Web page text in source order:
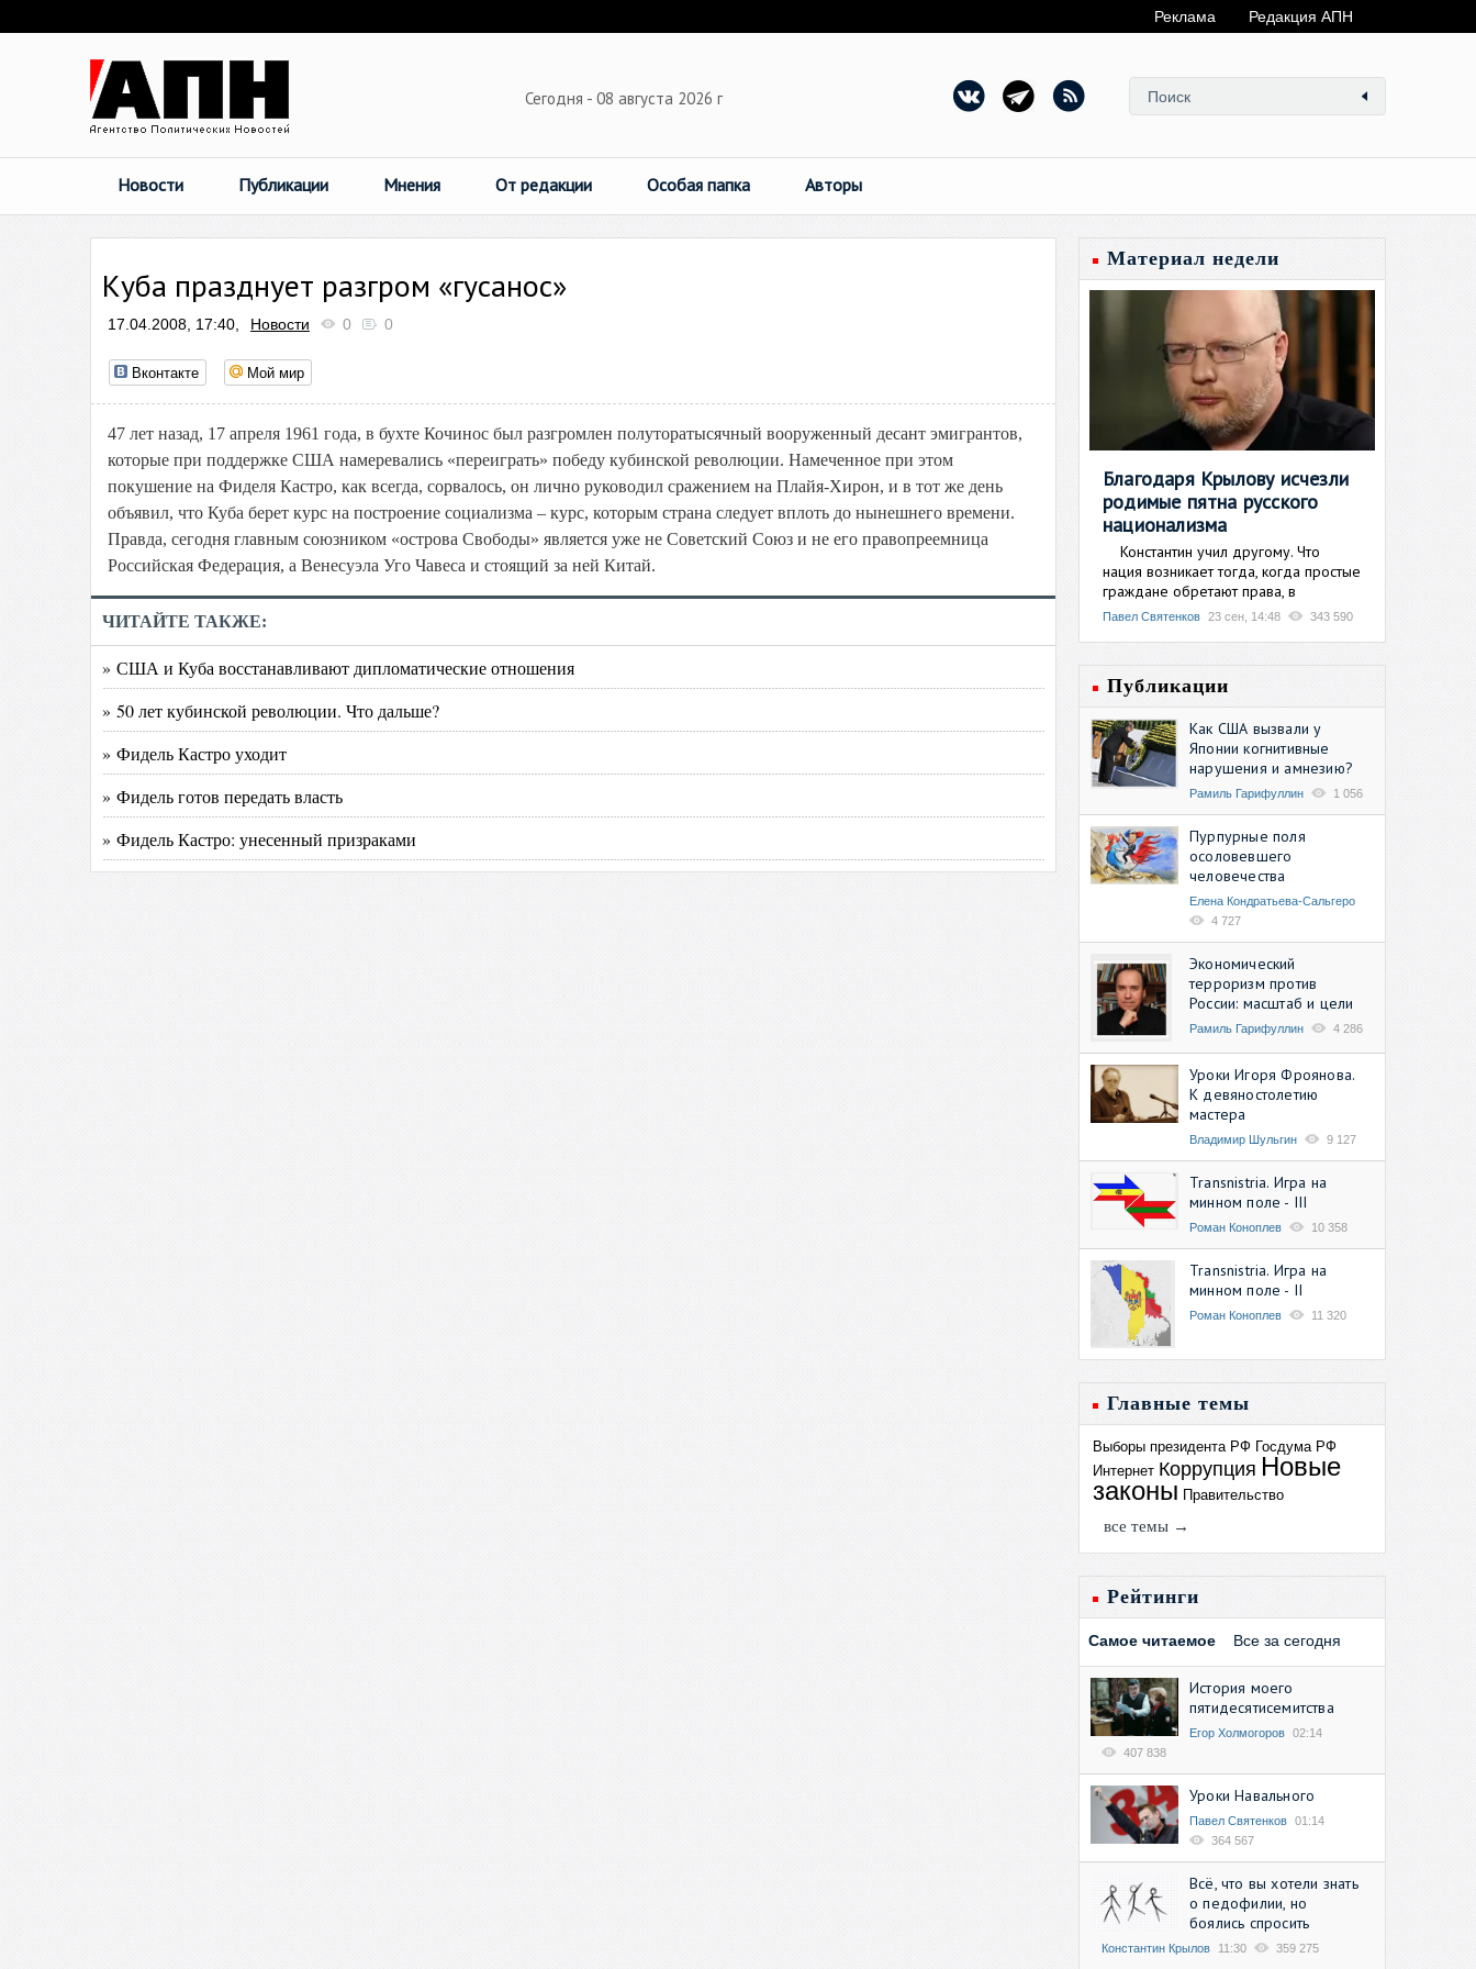
Реклама Редакция АПН
Сегодня - 08 августа 2026 г
Новости Публикации Мнения От редакции Особая папка Авторы
Куба празднует разгром «гусанос»
17.04.2008, 17:40, Новости 0 0
Вконтакте Мой мир
47 лет назад, 17 апреля 1961 года, в бухте Кочинос был разгромлен полуторатысячный вооруженный десант эмигрантов,
которые при поддержке США намеревались «переиграть» победу кубинской революции. Намеченное при этом
покушение на Фиделя Кастро, как всегда, сорвалось, он лично руководил сражением на Плайя-Хирон, и в тот же день
объявил, что Куба берет курс на построение социализма – курс, которым страна следует вплоть до нынешнего времени.
Правда, сегодня главным союзником «острова Свободы» является уже не Советский Союз и не его правопреемница
Российская Федерация, а Венесуэла Уго Чавеса и стоящий за ней Китай.
ЧИТАЙТЕ ТАКЖЕ:
» США и Куба восстанавливают дипломатические отношения
» 50 лет кубинской революции. Что дальше?
» Фидель Кастро уходит
» Фидель готов передать власть
» Фидель Кастро: унесенный призраками
Материал недели
Благодаря Крылову исчезли
родимые пятна русского
национализма
Константин учил другому. Что
нация возникает тогда, когда простые
граждане обретают права, в
Павел Святенков 23 сен, 14:48 343 590
Публикации
Как США вызвали у
Японии когнитивные
нарушения и амнезию?
Рамиль Гарифуллин 1 056
Пурпурные поля
осоловевшего
человечества
Елена Кондратьева-Сальгеро
4 727
Экономический
терроризм против
России: масштаб и цели
Рамиль Гарифуллин 4 286
Уроки Игоря Фроянова.
К девяностолетию
мастера
Владимир Шульгин 9 127
Transnistria. Игра на
минном поле - III
Роман Коноплев 10 358
Transnistria. Игра на
минном поле - II
Роман Коноплев 11 320
Главные темы
Выборы президента РФ Госдума РФ
Интернет Коррупция Новые
законы Правительство
все темы →
Рейтинги
Самое читаемое Все за сегодня
История моего
пятидесятисемитства
Егор Холмогоров 02:14
407 838
Уроки Навального
Павел Святенков 01:14
364 567
Всё, что вы хотели знать
о педофилии, но
боялись спросить
Константин Крылов 11:30 359 275